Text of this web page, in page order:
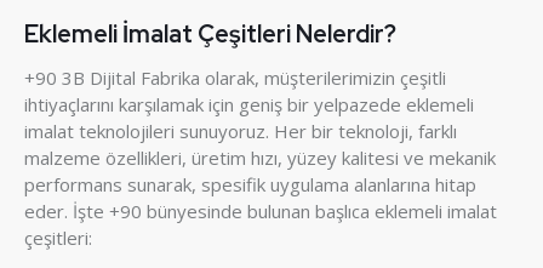
Eklemeli İmalat Çeşitleri Nelerdir?
+90 3B Dijital Fabrika olarak, müşterilerimizin çeşitli
ihtiyaçlarını karşılamak için geniş bir yelpazede eklemeli
imalat teknolojileri sunuyoruz. Her bir teknoloji, farklı
malzeme özellikleri, üretim hızı, yüzey kalitesi ve mekanik
performans sunarak, spesifik uygulama alanlarına hitap
eder. İşte +90 bünyesinde bulunan başlıca eklemeli imalat
çeşitleri: